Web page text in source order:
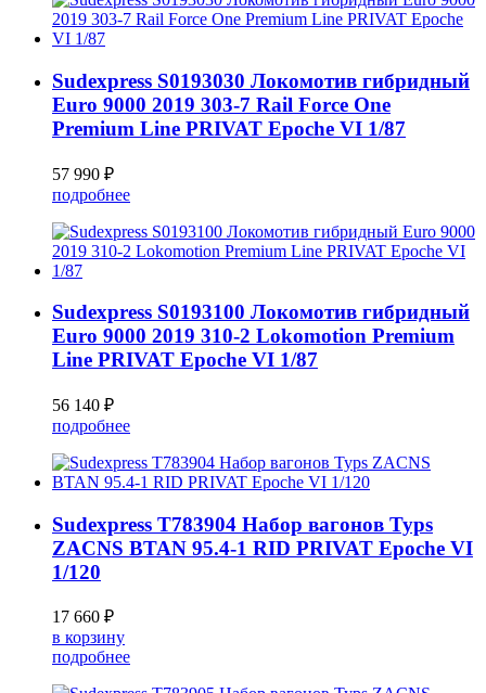
Sudexpress S0193030 Локомотив гибридный
Euro 9000 2019 303-7 Rail Force One
Premium Line PRIVAT Epoche VI 1/87
57 990 ₽
подробнее
Sudexpress S0193100 Локомотив гибридный
Euro 9000 2019 310-2 Lokomotion Premium
Line PRIVAT Epoche VI 1/87
56 140 ₽
подробнее
Sudexpress T783904 Набор вагонов Typs
ZACNS BTAN 95.4-1 RID PRIVAT Epoche VI
1/120
17 660 ₽
в корзину
подробнее